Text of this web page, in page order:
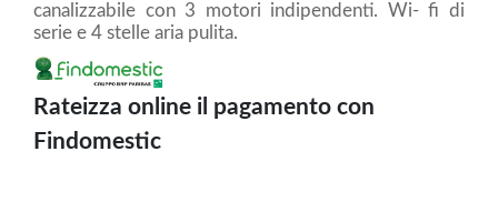
canalizzabile con 3 motori indipendenti. Wi- fi di
serie e 4 stelle aria pulita.
Rateizza online il pagamento con
Findomestic